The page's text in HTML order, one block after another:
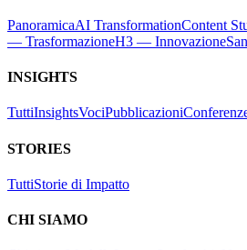
PanoramicaAI TransformationContent
— TrasformazioneH3 — Innovazione
INSIGHTS
TuttiInsightsVociPubblicazioni
STORIES
TuttiStorie di Impatto
CHI SIAMO